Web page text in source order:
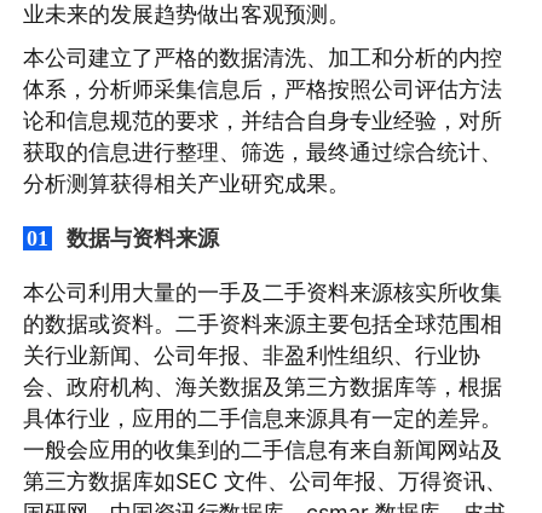
业未来的发展趋势做出客观预测。
本公司建立了严格的数据清洗、加工和分析的内控
体系，分析师采集信息后，严格按照公司评估方法
论和信息规范的要求，并结合自身专业经验，对所
获取的信息进行整理、筛选，最终通过综合统计、
分析测算获得相关产业研究成果。
01 数据与资料来源
本公司利用大量的一手及二手资料来源核实所收集
的数据或资料。二手资料来源主要包括全球范围相
关行业新闻、公司年报、非盈利性组织、行业协
会、政府机构、海关数据及第三方数据库等，根据
具体行业，应用的二手信息来源具有一定的差异。
一般会应用的收集到的二手信息有来自新闻网站及
第三方数据库如SEC 文件、公司年报、万得资讯、